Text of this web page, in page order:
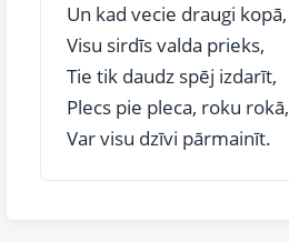
Un kad vecie draugi kopā,
Visu sirdīs valda prieks,
Tie tik daudz spēj izdarīt,
Plecs pie pleca, roku rokā,
Var visu dzīvi pārmainīt.